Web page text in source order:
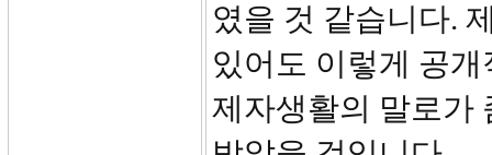
였을 것 같습니다.
있어도 이렇게 공
제자생활의 말로가